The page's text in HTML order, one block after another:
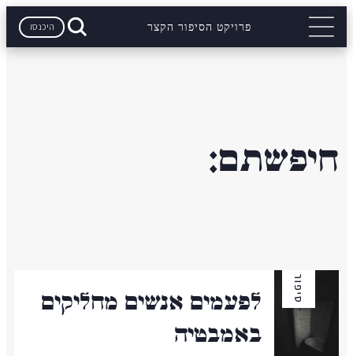
פרויקט הסיפור הקצר היכנסו
חיפשתם:
סיפור
לפעמים אנשים מחליקים
באמבטיה